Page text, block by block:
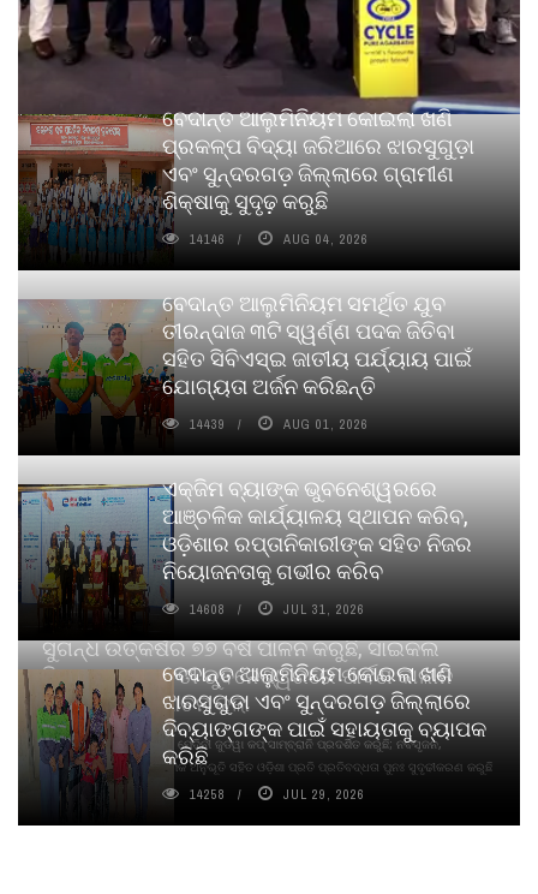
ସୁଗନ୍ଧ ଉତ୍କର୍ଷର ୭୭ ବର୍ଷ ପାଳନ କରୁଛି, ସାଇକଲ
ପିୟୋର୍‌ ଅଗରବତୀ ଭୁବନେଶ୍ୱରରେ ପାର୍ବଣ କାଳୀନ
ନବସୃଜନ ଉନ୍ମୋଚନ କଲା
ବାଉଁଶ ବିହୀନ କଠିନ ଧୂପ ଏବଂ ମେଦିନୀ ଜୁଡୱା କପ୍‌ ସାମ୍ବ୍ରାନି ପ୍ରଦର୍ଶିତ କରୁଛି; ନବସୃଜନ,
ଦୀର୍ଘସ୍ଥାୟିତା ଏବଂ ଆଧ୍ୟାତ୍ମିକ ଅନୁଭୂତି ସହିତ ଓଡ଼ିଶା ପ୍ରତି ପ୍ରତିବଦ୍ଧତା ପୁନଃ ସୁଦୃଢୀକରଣ କରୁଛି
ବେଦାନ୍ତ ଆଲୁମିନିୟମ କୋଇଲା ଖଣି
ପ୍ରକଳ୍ପ ବିଦ୍ୟା ଜରିଆରେ ଝାରସୁଗୁଡ଼ା
ଏବଂ ସୁନ୍ଦରଗଡ଼ ଜିଲ୍ଲାରେ ଗ୍ରାମୀଣ
ଶିକ୍ଷାକୁ ସୁଦୃଢ଼ କରୁଛି
14146 AUG 04, 2026
ବେଦାନ୍ତ ଆଲୁମିନିୟମ ସମର୍ଥିତ ଯୁବ
ତୀରନ୍ଦାଜ ୩ଟି ସ୍ୱର୍ଣ୍ଣ ପଦକ ଜିତିବା
ସହିତ ସିବିଏସ୍ଇ ଜାତୀୟ ପର୍ଯ୍ୟାୟ ପାଇଁ
ଯୋଗ୍ୟତା ଅର୍ଜନ କରିଛନ୍ତି
14439 AUG 01, 2026
ଏକ୍ଜିମ ବ୍ୟାଙ୍କ ଭୁବନେଶ୍ୱରରେ
ଆଞ୍ଚଳିକ କାର୍ଯ୍ୟାଳୟ ସ୍ଥାପନ କରିବ,
ଓଡ଼ିଶାର ରପ୍ତାନିକାରୀଙ୍କ ସହିତ ନିଜର
ନିୟୋଜନତାକୁ ଗଭୀର କରିବ
14608 JUL 31, 2026
ବେଦାନ୍ତ ଆଲୁମିନିୟମ କୋଇଲା ଖଣି
ଝାରସୁଗୁଡା ଏବଂ ସୁନ୍ଦରଗଡ଼ ଜିଲ୍ଲାରେ
ଦିବ୍ୟାଙ୍ଗଙ୍କ ପାଇଁ ସହାୟତାକୁ ବ୍ୟାପକ
କରିଛି
14258 JUL 29, 2026